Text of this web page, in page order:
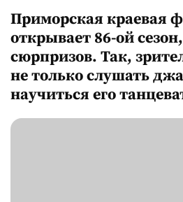
Приморская краевая
открывает 86-ой
сюрпризов. Так,
не только слушать
научиться его